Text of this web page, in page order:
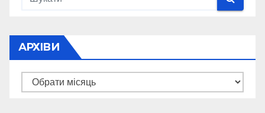
АРХІВИ
Архіви